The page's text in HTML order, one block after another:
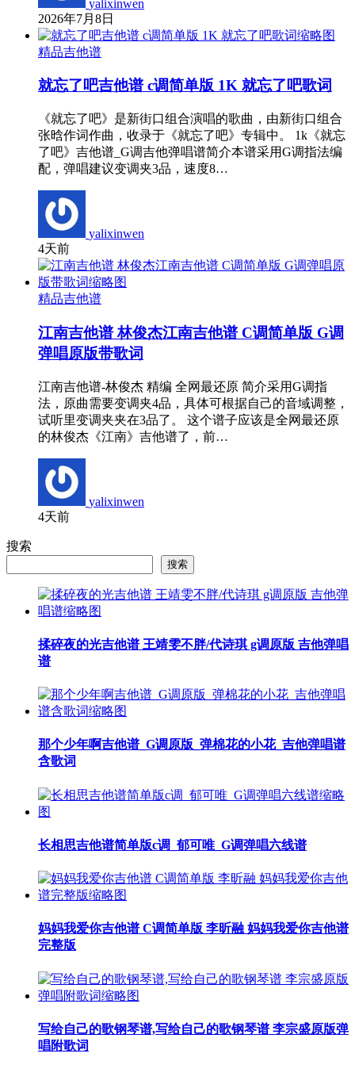
yalixinwen
2026年7月8日
精品吉他谱
就忘了吧吉他谱 c调简单版 1K 就忘了吧歌词
《就忘了吧》是新街口组合演唱的歌曲，由新街口组合
张晗作词作曲，收录于《就忘了吧》专辑中。 1k《就忘
了吧》吉他谱_G调吉他弹唱谱简介本谱采用G调指法编
配，弹唱建议变调夹3品，速度8…
yalixinwen
4天前
精品吉他谱
江南吉他谱 林俊杰江南吉他谱 C调简单版 G调
弹唱原版带歌词
江南吉他谱-林俊杰 精编 全网最还原 简介采用G调指
法，原曲需要变调夹4品，具体可根据自己的音域调整，
试听里变调夹夹在3品了。 这个谱子应该是全网最还原
的林俊杰《江南》吉他谱了，前…
yalixinwen
4天前
搜索
搜索
揉碎夜的光吉他谱 王靖雯不胖/代诗琪 g调原版 吉他弹唱
谱
那个少年啊吉他谱_G调原版_弹棉花的小花_吉他弹唱谱
含歌词
长相思吉他谱简单版c调_郁可唯_G调弹唱六线谱
妈妈我爱你吉他谱 C调简单版 李昕融 妈妈我爱你吉他谱
完整版
写给自己的歌钢琴谱,写给自己的歌钢琴谱 李宗盛原版弹
唱附歌词